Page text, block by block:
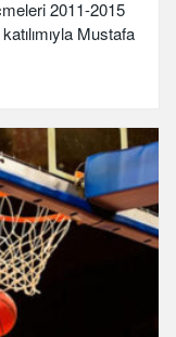
2011-2015
Mustafa